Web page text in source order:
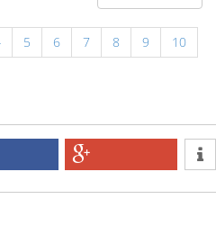
5 6 7 8 9
10